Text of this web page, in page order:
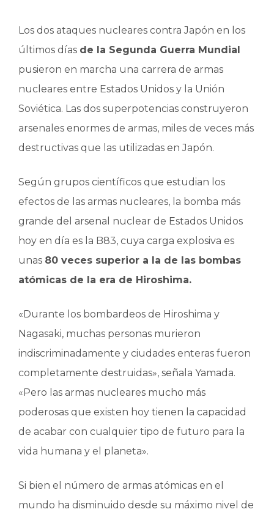
Los dos ataques nucleares contra Japón en los
últimos días de la Segunda Guerra Mundial
pusieron en marcha una carrera de armas
nucleares entre Estados Unidos y la Unión
Soviética. Las dos superpotencias construyeron
arsenales enormes de armas, miles de veces más
destructivas que las utilizadas en Japón.
Según grupos científicos que estudian los
efectos de las armas nucleares, la bomba más
grande del arsenal nuclear de Estados Unidos
hoy en día es la B83, cuya carga explosiva es
unas 80 veces superior a la de las bombas
atómicas de la era de Hiroshima.
«Durante los bombardeos de Hiroshima y
Nagasaki, muchas personas murieron
indiscriminadamente y ciudades enteras fueron
completamente destruidas», señala Yamada.
«Pero las armas nucleares mucho más
poderosas que existen hoy tienen la capacidad
de acabar con cualquier tipo de futuro para la
vida humana y el planeta».
Si bien el número de armas atómicas en el
mundo ha disminuido desde su máximo nivel de